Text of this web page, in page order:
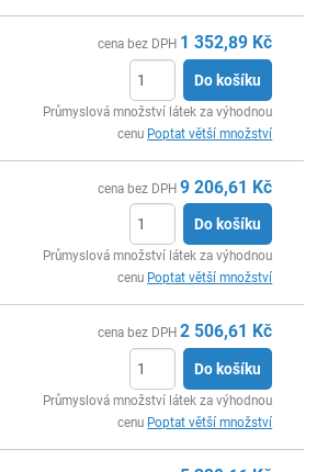
cena bez DPH 1 352,89 Kč
Do košíku
Průmyslová množství látek za výhodnou
cenu Poptat větší množství
cena bez DPH 9 206,61 Kč
Do košíku
Průmyslová množství látek za výhodnou
cenu Poptat větší množství
cena bez DPH 2 506,61 Kč
Do košíku
Průmyslová množství látek za výhodnou
cenu Poptat větší množství